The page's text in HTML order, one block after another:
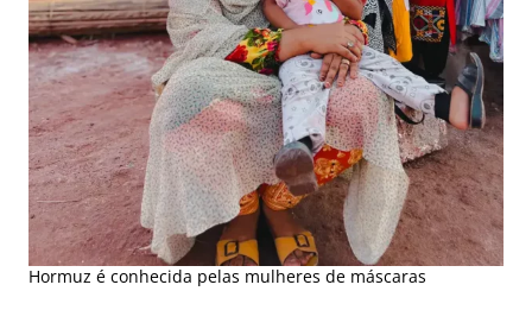
Hormuz é conhecida pelas mulheres de máscaras